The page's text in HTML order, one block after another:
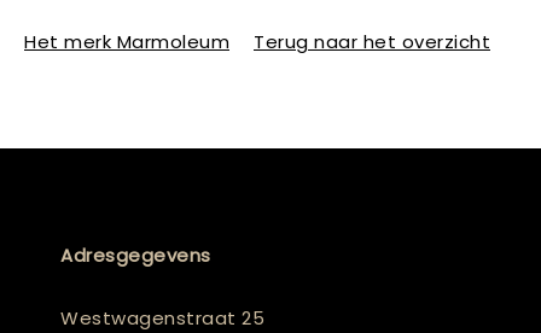
Het merk Marmoleum Terug naar het overzicht
Adresgegevens
Westwagenstraat 25